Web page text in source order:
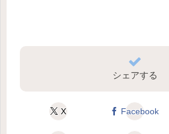
シェアする
X Facebook